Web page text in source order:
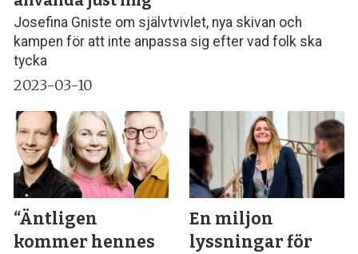
Josefina Gniste om självtvivlet, nya skivan och
kampen för att inte anpassa sig efter vad folk ska
tycka
2023-03-10
“Äntligen
kommer hennes
En miljon
lyssningar för